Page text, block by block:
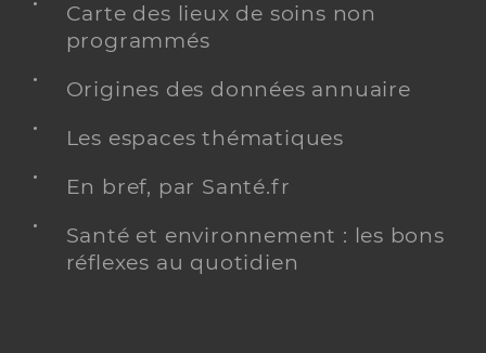
Carte des lieux de soins non
programmés
Origines des données annuaire
Les espaces thématiques
En bref, par Santé.fr
Santé et environnement : les bons
réflexes au quotidien